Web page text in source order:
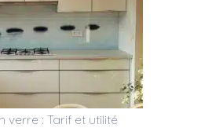
verre : Tarif et utilité